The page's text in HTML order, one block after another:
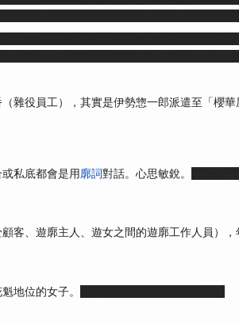
雜役員工），其實是伊勢惣一郎派遣至「櫻華
私底都會是用廓詞對話。心思敏銳。
客、遊廓主人、遊女之間的遊廓工作人員）
地位的女子。